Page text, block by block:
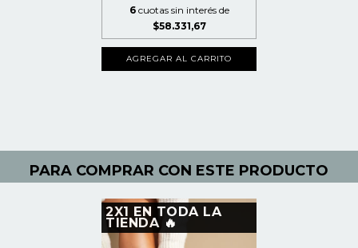
6 cuotas sin interés de
$58.331,67
AGREGAR AL CARRITO
PARA COMPRAR CON ESTE PRODUCTO
2X1 EN TODA LA
TIENDA 🔥